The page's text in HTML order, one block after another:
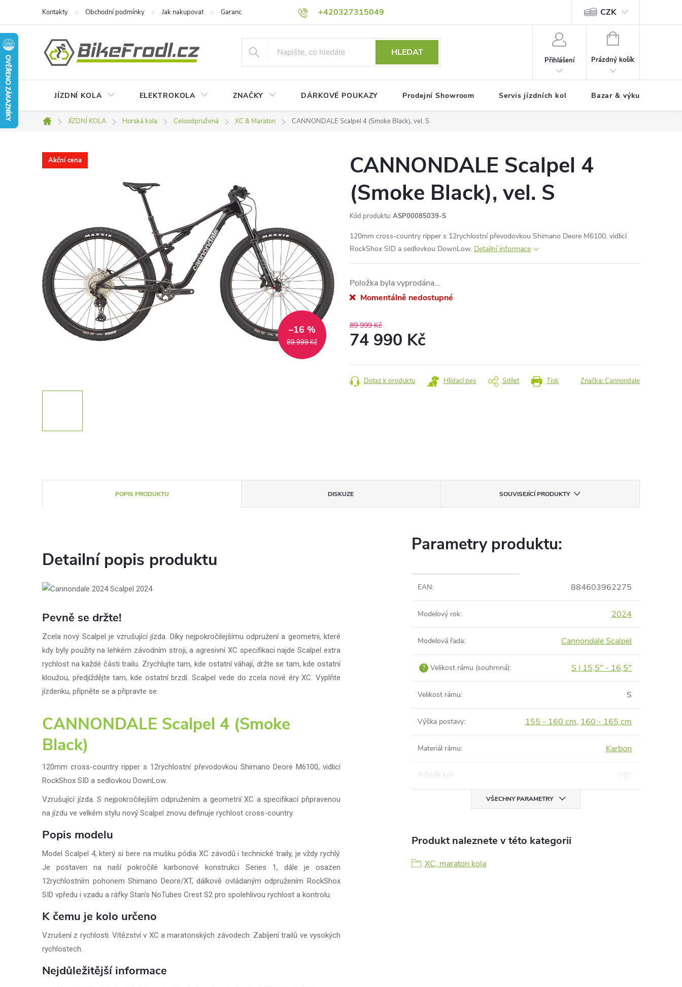
obsah
+420327315049
Kontakty Obchodní podmínky Jak nakupovat Garance nejnižší ceny! Podmínky ochrany osobních údajů CZK
HLEDAT
Přihlášení
NÁKUPNÍ
Prázdný košík
JÍZDNÍ KOLA ELEKTROKOLA ZNAČKY DÁRKOVÉ POUKAZY Prodejní Showroom Servis jízdních kol Bazar & výkup jízdních
Domů
JÍZDNÍ KOLA Horská kola Celoodpružená XC & Maraton CANNONDALE Scalpel 4 (Smoke Black), vel. S
Akční cena
89 999 Kč
–16 %
CANNONDALE Scalpel 4
(Smoke Black), vel. S
Kód produktu: ASP00085039-S
120mm cross-country ripper s 12rychlostní převodovkou Shimano Deore M6100, vidlicí
RockShox SID a sedlovkou DownLow. Detailní informace
Položka byla vyprodána…
Momentálně nedostupné
89 999 Kč
74 990 Kč
cena:
Tisk
Dotaz k produktu Hlídací pes Sdílet Značka:Cannondale
POPIS PRODUKTU DISKUZE SOUVISEJÍCÍ PRODUKTY
Detailní popis produktu
Pevně se držte!
Zcela nový Scalpel je vzrušující jízda. Díky nejpokročilejšímu odpružení a geometrii, které
kdy byly použity na lehkém závodním stroji, a agresivní XC specifikaci najde Scalpel extra
rychlost na každé části trailu. Zrychlujte tam, kde ostatní váhají, držte se tam, kde ostatní
kloužou, předjíždějte tam, kde ostatní brzdí. Scalpel vede do zcela nové éry XC. Vyplňte
jízdenku, připněte se a připravte se.
CANNONDALE Scalpel 4 (Smoke
Black)
120mm cross-country ripper s 12rychlostní převodovkou Shimano Deore M6100, vidlicí
RockShox SID a sedlovkou DownLow.
Vzrušující jízda. S nejpokročilejším odpružením a geometrií XC a specifikací připravenou
na jízdu ve velkém stylu nový Scalpel znovu definuje rychlost cross-country.
Popis modelu
Model Scalpel 4, který si bere na mušku pódia XC závodů i technické traily, je vždy rychlý.
Je postaven na naší pokročilé karbonové konstrukci Series 1, dále je osazen
12rychlostním pohonem Shimano Deore/XT, dálkově ovládaným odpružením RockShox
SID vpředu i vzadu a ráfky Stan's NoTubes Crest S2 pro spolehlivou rychlost a kontrolu.
K čemu je kolo určeno
Vzrušení z rychlosti. Vítězství v XC a maratonských závodech. Zabíjení trailů ve vysokých
rychlostech.
Nejdůležitější informace
Parametry produktu:
EAN: 884603962275
Modelový rok: 2024
Modelová řada: Cannondale Scalpel
? Velikost rámu (souhrnná): S | 15,5" - 16,5"
Velikost rámu: S
Výška postavy: 155 - 160 cm, 160 - 165 cm
Materiál rámu: Karbon
Průměr kol: 29"
VŠECHNY PARAMETRY
Produkt naleznete v této kategorii
XC, maraton kola